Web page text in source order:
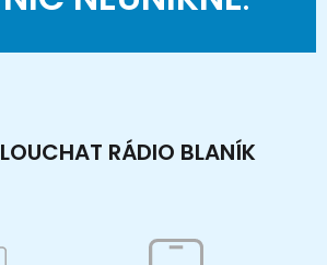
RÁDIO BLANÍK